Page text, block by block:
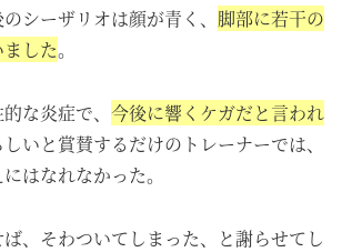
シーザリオは顔が青く、 脚部に若干の
した。
な炎症で、 今後に響くケガだと言われ
いと賞賛するだけのトレーナーでは、
はなれなかった。
、そわついてしまった、と謝らせてし